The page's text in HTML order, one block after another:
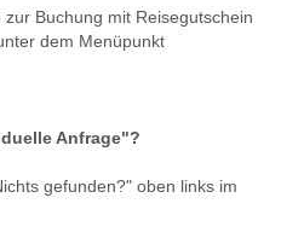
Buchung mit Reisegutschein
dem Menüpunkt
Anfrage"?
gefunden?" oben links im